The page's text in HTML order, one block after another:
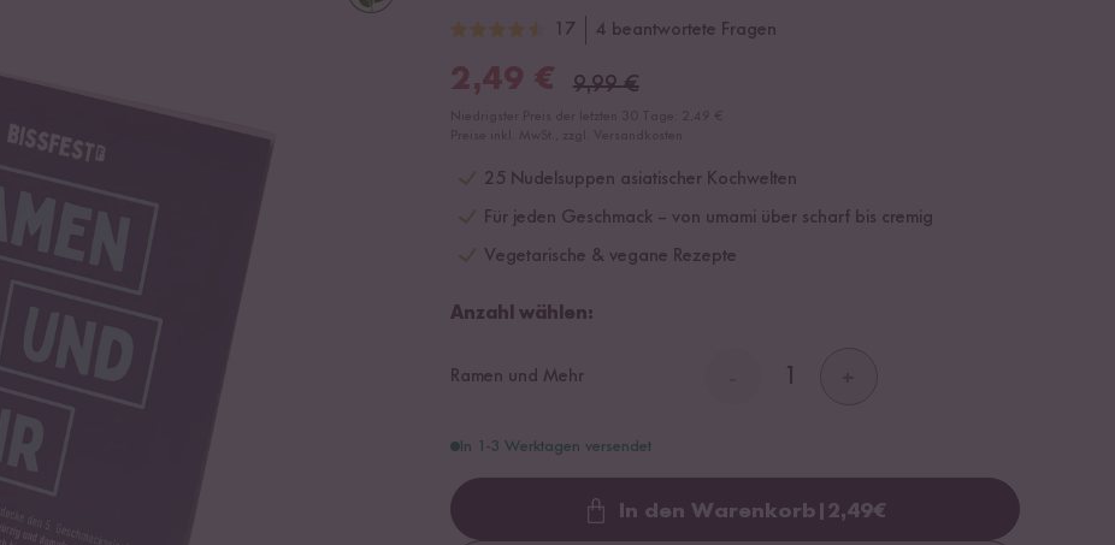
17 4 beantwortete Fragen
2,49 € 9,99€
25 Nudelsuppen asiatischer Kochwelten
Für jeden Geschmack – von umami über scharf bis cremig
Vegetarische & vegane Rezepte
Anzahl wählen:
Ramen und Mehr
In 1-3 Werktagen versendet
Loading...
In den Warenkorb 2,49€